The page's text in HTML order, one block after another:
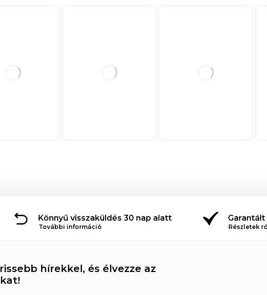
Könnyű visszaküldés 30 nap alatt
További információ Részletek
hírekkel, és élvezze az